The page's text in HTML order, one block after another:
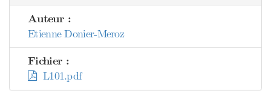
Auteur :
Etienne Donier-Meroz
Fichier :
L101.pdf